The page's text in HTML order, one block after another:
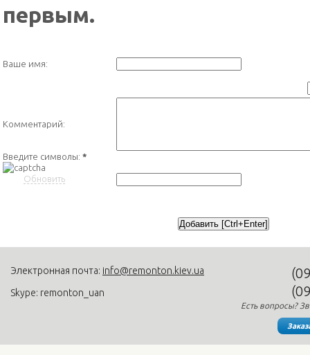
первым.
Ваше имя:
Комментарий:
Введите символы: *
Обновить
Электронная почта: info@remonton.kiev.ua
Skype: remonton_uan
Есть вопросы?